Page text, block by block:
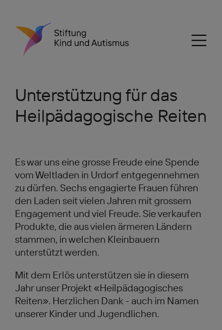
Unterstützung für das
Heilpädagogische Reiten
Es war uns eine grosse Freude eine Spende
vom Weltladen in Urdorf entgegennehmen
zu dürfen. Sechs engagierte Frauen führen
den Laden seit vielen Jahren mit grossem
Engagement und viel Freude. Sie verkaufen
Produkte, die aus vielen ärmeren Ländern
stammen, in welchen Kleinbauern
unterstützt werden.
Mit dem Erlös unterstützen sie in diesem
Jahr unser Projekt «Heilpädagogisches
Reiten». Herzlichen Dank - auch im Namen
unserer Kinder und Jugendlichen.